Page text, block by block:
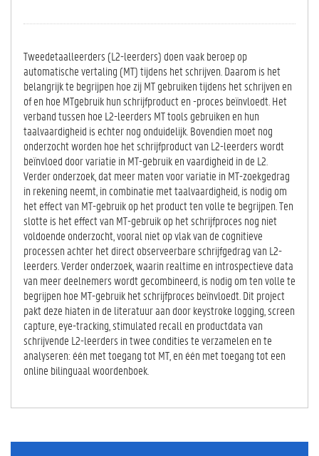
Tweedetaalleerders (L2-leerders) doen vaak beroep op
automatische vertaling (MT) tijdens het schrijven. Daarom is het
belangrijk te begrijpen hoe zij MT gebruiken tijdens het schrijven en
of en hoe MTgebruik hun schrijfproduct en -proces beïnvloedt. Het
verband tussen hoe L2-leerders MT tools gebruiken en hun
taalvaardigheid is echter nog onduidelijk. Bovendien moet nog
onderzocht worden hoe het schrijfproduct van L2-leerders wordt
beïnvloed door variatie in MT-gebruik en vaardigheid in de L2.
Verder onderzoek, dat meer maten voor variatie in MT-zoekgedrag
in rekening neemt, in combinatie met taalvaardigheid, is nodig om
het effect van MT-gebruik op het product ten volle te begrijpen. Ten
slotte is het effect van MT-gebruik op het schrijfproces nog niet
voldoende onderzocht, vooral niet op vlak van de cognitieve
processen achter het direct observeerbare schrijfgedrag van L2-
leerders. Verder onderzoek, waarin realtime en introspectieve data
van meer deelnemers wordt gecombineerd, is nodig om ten volle te
begrijpen hoe MT-gebruik het schrijfproces beïnvloedt. Dit project
pakt deze hiaten in de literatuur aan door keystroke logging, screen
capture, eye-tracking, stimulated recall en productdata van
schrijvende L2-leerders in twee condities te verzamelen en te
analyseren: één met toegang tot MT, en één met toegang tot een
online bilinguaal woordenboek.